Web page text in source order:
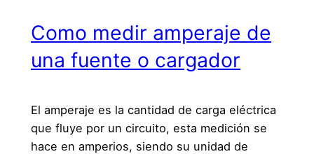
Como medir amperaje de
una fuente o cargador
El amperaje es la cantidad de carga eléctrica
que fluye por un circuito, esta medición se
hace en amperios, siendo su unidad de